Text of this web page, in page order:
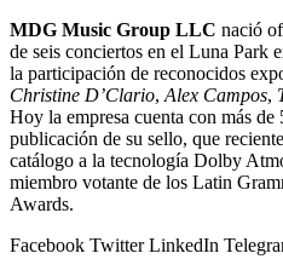
MDG Music Group LLC nació
de seis conciertos en el Luna Park
la participación de reconocidos
Christine D’Clario, Alex Campos,
Hoy la empresa cuenta con más
publicación de su sello, que
catálogo a la tecnología Dolby
miembro votante de los Latin
Awards.
Facebook Twitter LinkedIn